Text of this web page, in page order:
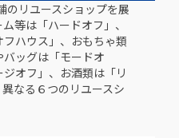
のリユースショップを展
等は「ハードオフ」、
ハウス」、おもちゃ類
ッグは「モードオ
オフ」、お酒類は「リ
なる６つのリユースシ